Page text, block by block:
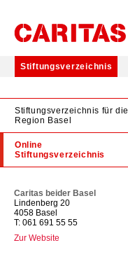
Stiftungsverzeichnis
Stiftungsverzeichnis für die
Region Basel
Online
Stiftungsverzeichnis
Caritas beider Basel
Lindenberg 20
4058 Basel
T: 061 691 55 55
Zur Website